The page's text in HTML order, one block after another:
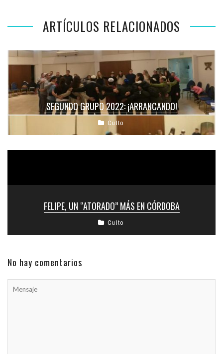
ARTÍCULOS RELACIONADOS
SEGUNDO GRUPO 2022: ¡ARRANCANDO!
Culto
FELIPE, UN “ATORADO” MÁS EN CÓRDOBA
Culto
No hay comentarios